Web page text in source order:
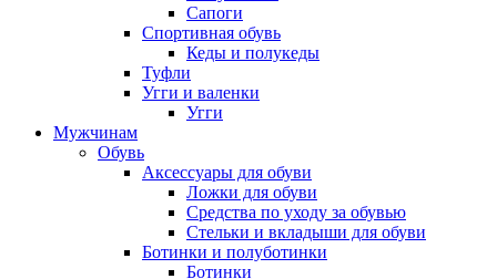
Сапоги
Спортивная обувь
Кеды и полукеды
Туфли
Угги и валенки
Угги
Мужчинам
Обувь
Аксессуары для обуви
Ложки для обуви
Средства по уходу за обувью
Стельки и вкладыши для обуви
Ботинки и полуботинки
Ботинки